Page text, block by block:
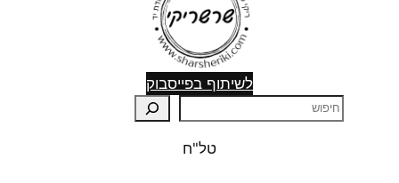
לשיתוף בפייסבוק
טל"ח